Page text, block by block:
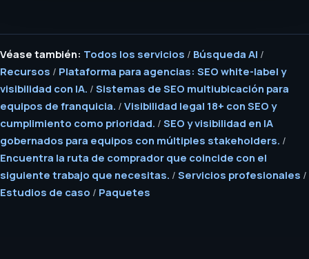
Véase también: Todos los servicios / Búsqueda AI /
Recursos / Plataforma para agencias: SEO white-label y
visibilidad con IA. / Sistemas de SEO multiubicación para
equipos de franquicia. / Visibilidad legal 18+ con SEO y
cumplimiento como prioridad. / SEO y visibilidad en IA
gobernados para equipos con múltiples stakeholders. /
Encuentra la ruta de comprador que coincide con el
siguiente trabajo que necesitas. / Servicios profesionales /
Estudios de caso / Paquetes